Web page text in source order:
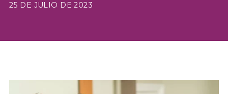
25 DE JULIO DE 2023